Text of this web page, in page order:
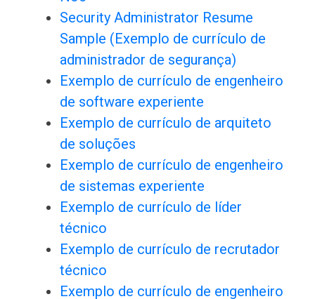
Security Administrator Resume
Sample (Exemplo de currículo de
administrador de segurança)
Exemplo de currículo de engenheiro
de software experiente
Exemplo de currículo de arquiteto
de soluções
Exemplo de currículo de engenheiro
de sistemas experiente
Exemplo de currículo de líder
técnico
Exemplo de currículo de recrutador
técnico
Exemplo de currículo de engenheiro